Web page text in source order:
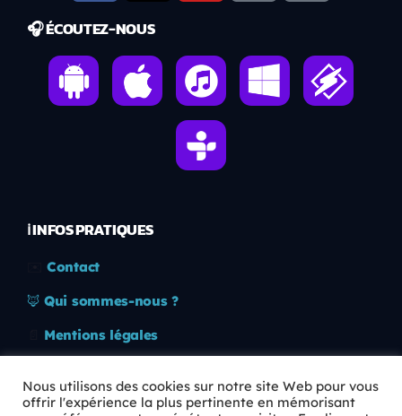
🎧 ÉCOUTEZ-NOUS
ℹ️ INFOS PRATIQUES
Contact
🦊 Qui sommes-nous ?
Mentions légales
🛡️ RGPD
Nous utilisons des cookies sur notre site Web pour vous
offrir l'expérience la plus pertinente en mémorisant